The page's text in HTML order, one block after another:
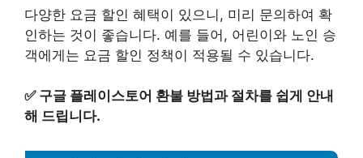
다양한 요금 할인 혜택이 있으니, 미리 문의하여 확
인하는 것이 좋습니다. 예를 들어, 어린이와 노인 승
객에게는 요금 할인 정책이 적용될 수 있습니다.
✅ 구글 플레이스토어 환불 방법과 절차를 쉽게 안내
해 드립니다.